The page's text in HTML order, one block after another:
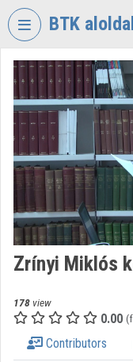
Skip header
BTK
VIDEOTORIUM
RESEARCH
CENTRE
FOR
THE
HUMANTITIES
Organization home
Categories
Organization playlists
Zrínyi Miklós
178 view
0.00
Contributors